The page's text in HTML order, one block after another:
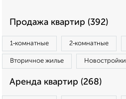
Продажа квартир (392)
1‑комнатные 2‑комнатные
Вторичное жилье Новостройки
Аренда квартир (268)